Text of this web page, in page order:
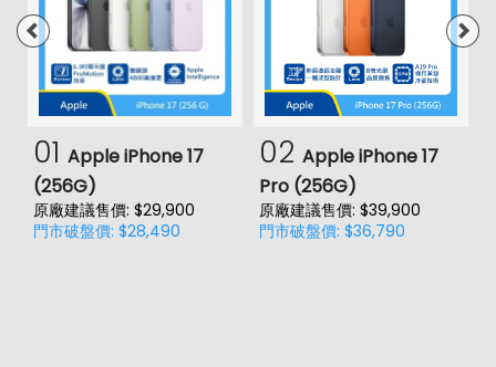
01 Apple iPhone 17
(256G)
原廠建議售價: $29,900
門市破盤價: $28,490
02 Apple iPhone 17
Pro (256G)
原廠建議售價: $39,900
門市破盤價: $36,790